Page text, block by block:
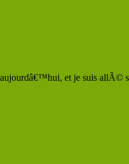
et je suis allÃ©